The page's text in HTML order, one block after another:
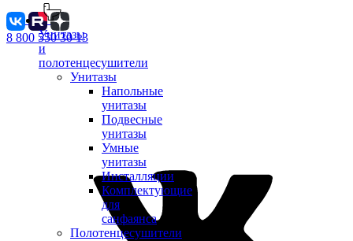
Унитазы
и
полотенцесушители
Унитазы
Напольные
унитазы
Подвесные
унитазы
Умные
унитазы
Инсталляции
Комплектующие
для
санфаянса
Полотенцесушители
8 800 550 30 13